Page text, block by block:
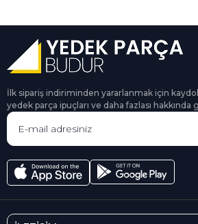
İlk sipariş indiriminden yararlanmak için
yedek parça ipuçları ve daha fazlası hakkında